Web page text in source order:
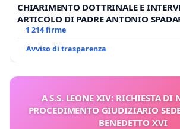
CHIARIMENTO DOTTRINALE E
ARTICOLO DI PADRE ANTONIO
1 214 firme
Avviso di trasparenza
A S.S. LEONE XIV: RICHIESTA DI
PROCEDIMENTO GIUDIZIARIO
BENEDETTO XVI